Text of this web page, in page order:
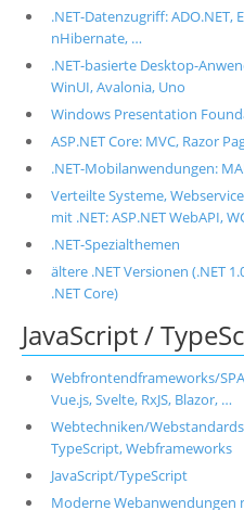
.NET-Datenzugriff:
nHibernate, …
.NET-basierte Desktop-
WinUI, Avalonia, Uno
Windows Presentation
ASP.NET Core: MVC, Razor
.NET-Mobilanwendungen:
Verteilte Systeme,
mit .NET: ASP.NET WebAPI,
.NET-Spezialthemen
ältere .NET Versionen (.NET
.NET Core)
JavaScript /
Webfrontendframeworks/
Vue.js, Svelte, RxJS, Blazor, …
Webtechniken/Webstandards:
TypeScript, Webframeworks
JavaScript/TypeScript
Moderne Webanwendungen